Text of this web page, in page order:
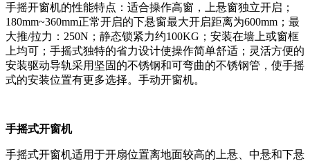
手摇开窗机的性能特点：适合操作高窗，上悬窗独立开启；
180mm~360mm正常开启的下悬窗最大开启距离为600mm；最
大推/拉力：250N；静态锁紧力约100KG；安装在墙上或窗框
上均可；手摇式独特的省力设计使操作简单舒适；灵活方便的
安装驱动导轨采用坚固的不锈钢和可弯曲的不锈钢管，使手摇
式的安装位置有更多选择。手动开窗机。
手摇式开窗机
手摇式开窗机适用于开扇位置离地面较高的上悬、中悬和下悬